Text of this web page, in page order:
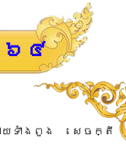
៦៤
យ​ទាំងពួង​ សេចក្តី​